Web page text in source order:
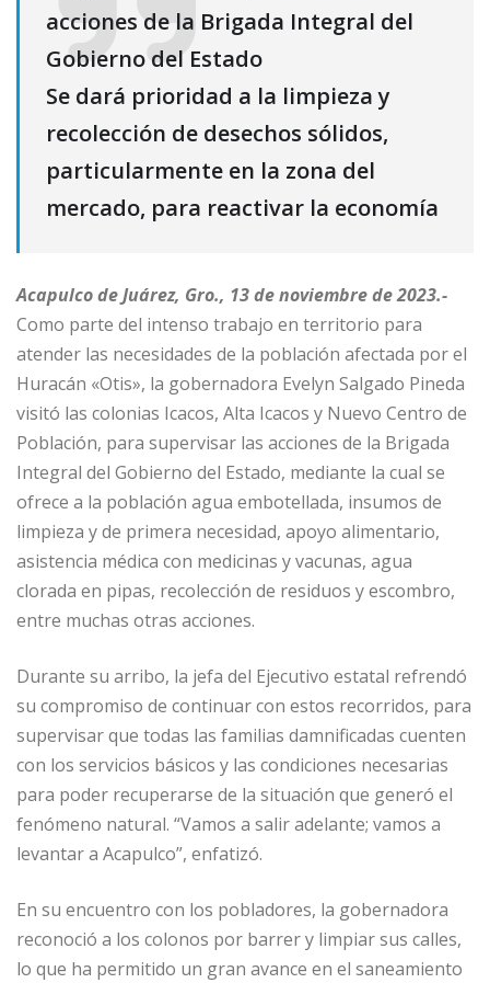
acciones de la Brigada Integral del
Gobierno del Estado
Se dará prioridad a la limpieza y
recolección de desechos sólidos,
particularmente en la zona del
mercado, para reactivar la economía
Acapulco de Juárez, Gro., 13 de noviembre de 2023.-
Como parte del intenso trabajo en territorio para
atender las necesidades de la población afectada por el
Huracán «Otis», la gobernadora Evelyn Salgado Pineda
visitó las colonias Icacos, Alta Icacos y Nuevo Centro de
Población, para supervisar las acciones de la Brigada
Integral del Gobierno del Estado, mediante la cual se
ofrece a la población agua embotellada, insumos de
limpieza y de primera necesidad, apoyo alimentario,
asistencia médica con medicinas y vacunas, agua
clorada en pipas, recolección de residuos y escombro,
entre muchas otras acciones.
Durante su arribo, la jefa del Ejecutivo estatal refrendó
su compromiso de continuar con estos recorridos, para
supervisar que todas las familias damnificadas cuenten
con los servicios básicos y las condiciones necesarias
para poder recuperarse de la situación que generó el
fenómeno natural. “Vamos a salir adelante; vamos a
levantar a Acapulco”, enfatizó.
En su encuentro con los pobladores, la gobernadora
reconoció a los colonos por barrer y limpiar sus calles,
lo que ha permitido un gran avance en el saneamiento